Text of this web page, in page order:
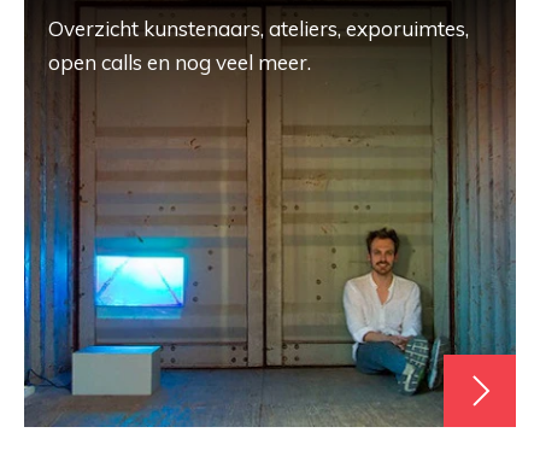
Overzicht kunstenaars, ateliers, exporuimtes,
open calls en nog veel meer.